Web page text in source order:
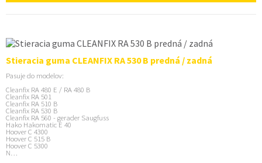
Stieracia guma CLEANFIX RA 530 B predná / zadná
Pasuje do modelov:
Cleanfix RA 480 E / RA 480 B
Cleanfix RA 501
Cleanfix RA 510 B
Cleanfix RA 530 B
Cleanfix RA 560 - gerader Saugfuss
Hako Hakomatic E 40
Hoover C 4300
Hoover C 515 B
Hoover C 5300
N…